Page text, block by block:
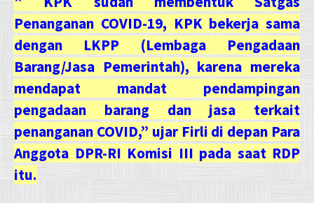
Penanganan COVID-19, KPK bekerja sama
dengan LKPP (Lembaga Pengadaan
Barang/Jasa Pemerintah), karena mereka
mendapat mandat pendampingan
pengadaan barang dan jasa terkait
penanganan COVID,” ujar Firli di depan Para
Anggota DPR-RI Komisi III pada saat RDP
itu.